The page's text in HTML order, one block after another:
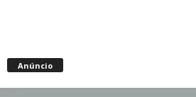
Anúncio